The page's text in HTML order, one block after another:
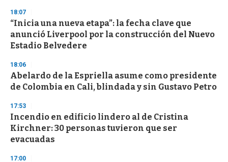
18:07
“Inicia una nueva etapa”: la fecha clave que
anunció Liverpool por la construcción del Nuevo
Estadio Belvedere
18:06
Abelardo de la Espriella asume como presidente
de Colombia en Cali, blindada y sin Gustavo Petro
17:53
Incendio en edificio lindero al de Cristina
Kirchner: 30 personas tuvieron que ser
evacuadas
17:00